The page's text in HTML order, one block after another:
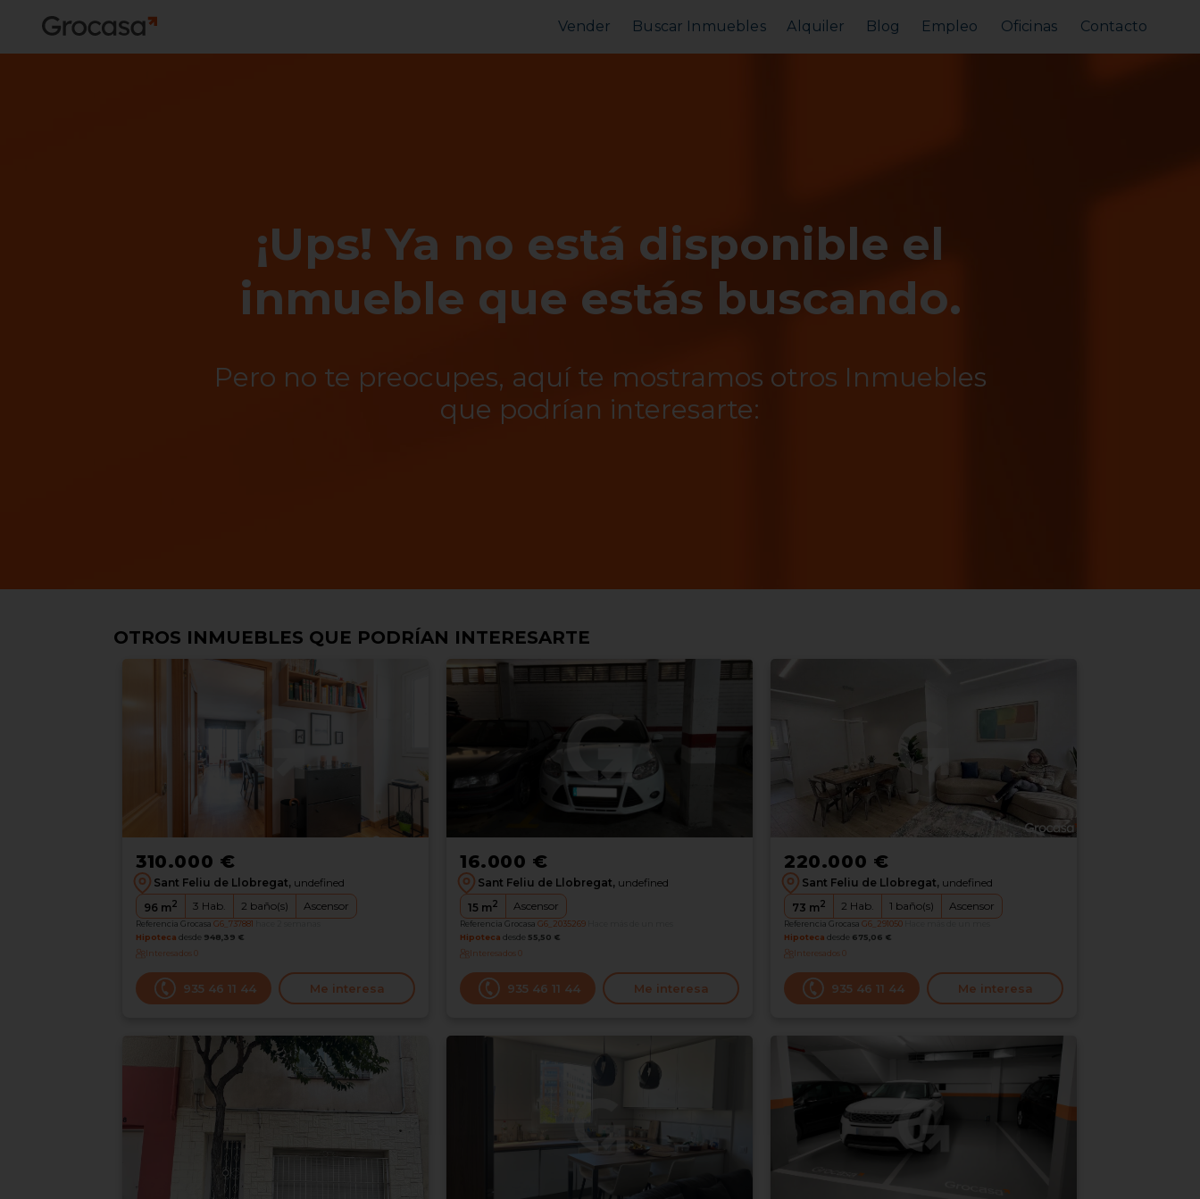
Vender Buscar Inmuebles Alquiler Blog Empleo Oficinas Contacto
¡Ups! Ya no está disponible el
inmueble que estás buscando.
Pero no te preocupes, aquí te mostramos otros Inmuebles
que podrían interesarte:
OTROS INMUEBLES QUE PODRÍAN INTERESARTE
310.000 €
Sant Feliu de Llobregat, undefined
96 m2 3 Hab. 2 baño(s) Ascensor
Referencia Grocasa G6_737881
Hipoteca desde 948,39 €
Interesados0
935 46 11 44 Me interesa
16.000 €
Sant Feliu de Llobregat, undefined
15m2 Ascensor
Referencia Grocasa G6_2035269
Hipoteca desde 55,50 €
Interesados0
935 46 11 44 Me interesa
220.000 €
Sant Feliu de Llobregat, undefined
73 m2 2 Hab. 1 baño(s) Ascensor
Referencia Grocasa G6_291050
Hipoteca desde 675,06 €
Interesados0
935 46 11 44 Me interesa